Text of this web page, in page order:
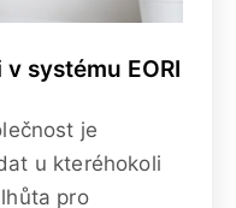
systému EORI
je
u kteréhokoli
pro